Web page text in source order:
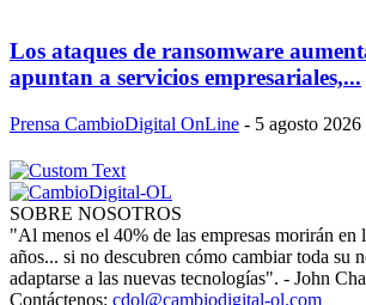
Los ataques de ransomware
apuntan a servicios empresariales,...
Prensa CambioDigital OnLine - 5 agosto 2026
SOBRE NOSOTROS
"Al menos el 40% de las empresas morirán en
años... si no descubren cómo cambiar toda su
adaptarse a las nuevas tecnologías". - John
Contáctenos: cdol@cambiodigital-ol.com